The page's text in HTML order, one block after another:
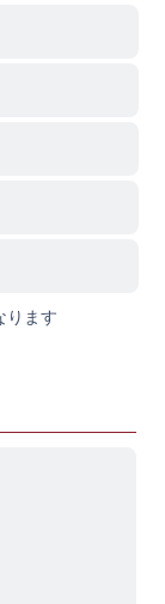
ります